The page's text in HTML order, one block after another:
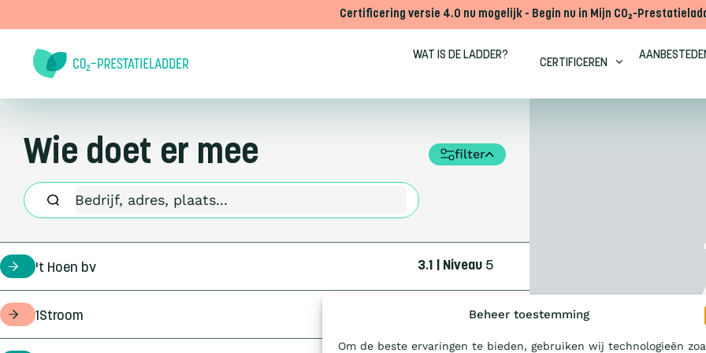
Beheer toestemming
Om de beste ervaringen te bieden, gebruiken wij technologieën
Certificering versie 4.0 nu mogelijk - Begin nu in Mijn CO₂-
WAT IS DE LADDER?
CERTIFICEREN
Wie doet er mee filter
certificaathouder
't Hoen bv 3.1 | Niveau 5
opdrachtgever
1Stroom